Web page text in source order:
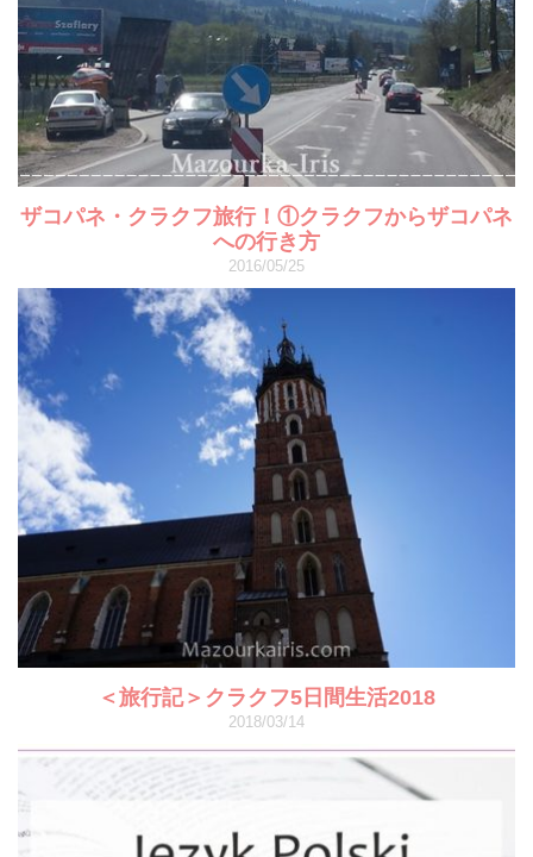
ザコパネ・クラクフ旅行！①クラクフからザコパネ
への行き方
2016/05/25
＜旅行記＞クラクフ5日間生活2018
2018/03/14